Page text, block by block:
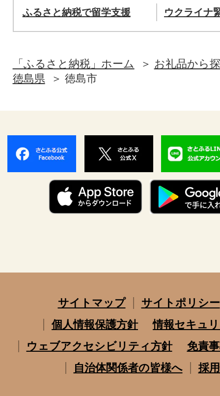
ふるさと納税で留学支援 ウクライナ
「ふるさと納税」ホーム
お礼品から
徳島県
徳島市
サイトマップ
サイトポリシー
個人情報保護方針
情報セキュ
ウェブアクセシビリティ方針
免責
自治体関係者の皆様へ
採